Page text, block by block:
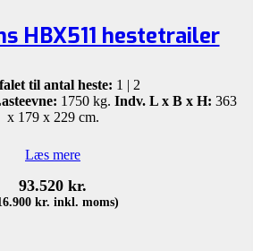
HBX511 hestetrailer
til antal heste: 1 | 2
1750 kg. Indv. L x B x H: 363
x 179 x 229 cm.
Læs mere
93.520 kr.
kr. inkl. moms)